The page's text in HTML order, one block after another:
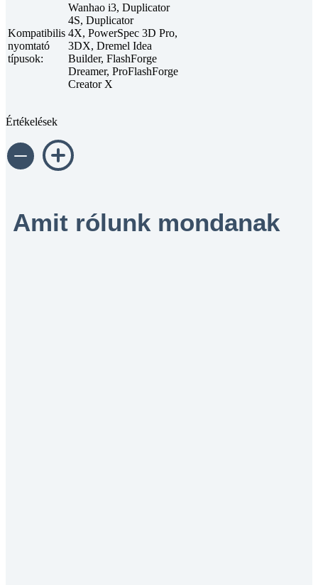
Kompatibilis
nyomtató
típusok:
Wanhao i3, Duplicator
4S, Duplicator
4X, PowerSpec 3D Pro​,
3DX, Dremel Idea
Builder​, FlashForge
Dreamer, ProFlashForge
Creator X
Értékelések
Amit rólunk mondanak